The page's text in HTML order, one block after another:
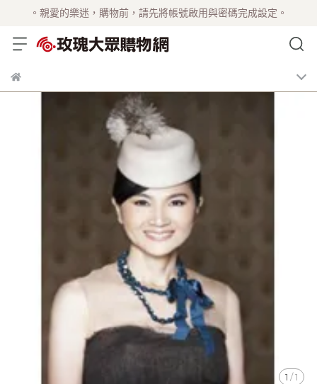
。親愛的樂迷，購物前，請先將帳號啟用與密碼完成設定。
1 /1